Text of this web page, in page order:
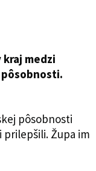
medzi
pôsobnosti
prilepšili. Župa im